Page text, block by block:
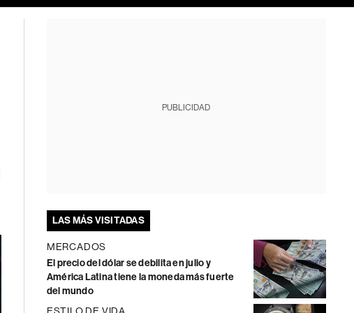
PUBLICIDAD
LAS MÁS VISITADAS
MERCADOS
El precio del dólar se debilita en julio y
América Latina tiene la moneda más fuerte
del mundo